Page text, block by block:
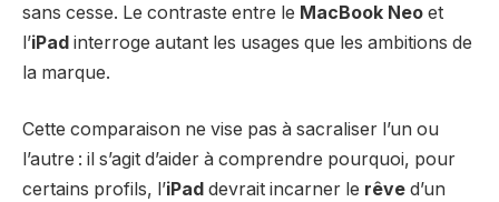
sans cesse. Le contraste entre le MacBook Neo et
l’iPad interroge autant les usages que les ambitions de
la marque.
Cette comparaison ne vise pas à sacraliser l’un ou
l’autre : il s’agit d’aider à comprendre pourquoi, pour
certains profils, l’iPad devrait incarner le rêve d’un